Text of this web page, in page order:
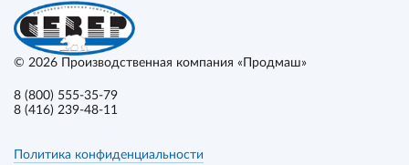
© 2026 Производственная компания «Продмаш»
8 (800) 555-35-79
8 (416) 239-48-11
Политика конфиденциальности